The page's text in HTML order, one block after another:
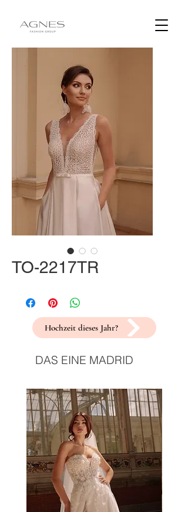
TO-2217TR
Hochzeit dieses Jahr?
DAS EINE MADRID